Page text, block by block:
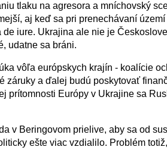
tlaku na agresora a mníchovský
aj keď sa pri prenechávaní
iure. Ukrajina ale nie je
udatne sa bráni.
vôľa európskych krajín - koalície
záruky a ďalej budú poskytovať
prítomnosti Európy v Ukrajine sa
v Beringovom prielive, aby sa od
ešte viac vzdialilo. Problém